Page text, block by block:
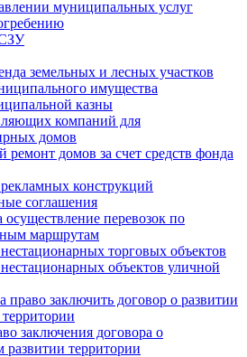
муниципальных услуг
земельных и лесных участков
имущества
казны
компаний для
домов
ремонт домов за счет средств фонда
конструкций
соглашения
перевозок по
маршрутам
торговых объектов
объектов уличной
заключить договор о развитии
заключения договора о
развитии территории